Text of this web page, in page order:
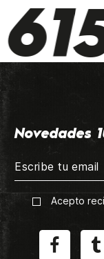
Novedades
Acepto